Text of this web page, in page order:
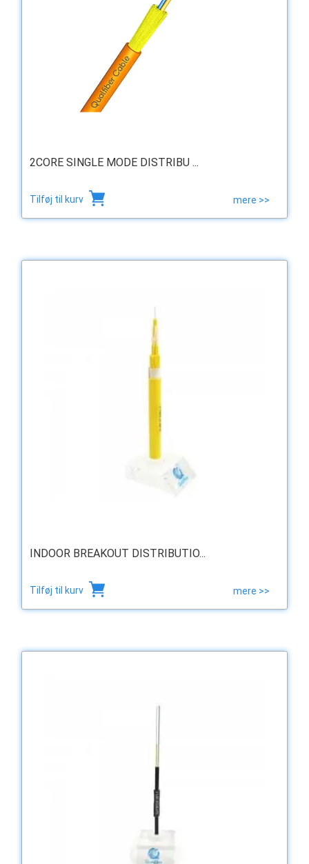
2CORE SINGLE MODE DISTRIBU ...
Tilføj til kurv mere >>
INDOOR BREAKOUT DISTRIBUTIO...
Tilføj til kurv mere >>